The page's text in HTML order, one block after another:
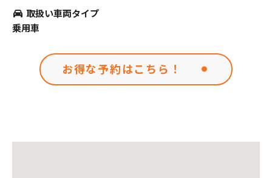
取扱い車両タイプ
乗用車
お得な予約はこちら！